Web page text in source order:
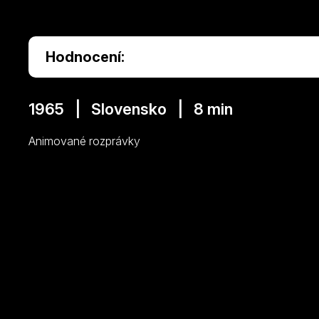
Hodnocení:
1965 | Slovensko | 8 min
Animované rozprávky